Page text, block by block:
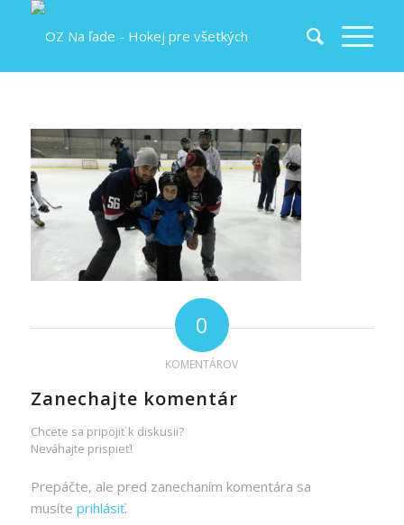
0
KOMENTÁROV
Zanechajte komentár
Chcete sa pripojiť k diskusii?
Neváhajte prispieť!
Prepáčte, ale pred zanechaním komentára sa
musíte prihlásiť.